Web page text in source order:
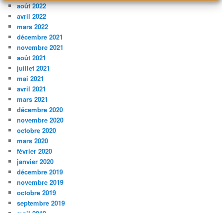
août 2022
avril 2022
mars 2022
décembre 2021
novembre 2021
août 2021
juillet 2021
mai 2021
avril 2021
mars 2021
décembre 2020
novembre 2020
octobre 2020
mars 2020
février 2020
janvier 2020
décembre 2019
novembre 2019
octobre 2019
septembre 2019